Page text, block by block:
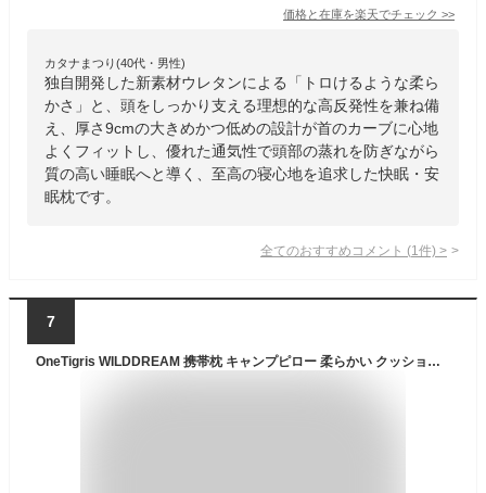
価格と在庫を楽天でチェック >>
カタナまつり(40代・男性)
独自開発した新素材ウレタンによる「トロけるような柔ら
かさ」と、頭をしっかり支える理想的な高反発性を兼ね備
え、厚さ9cmの大きめかつ低めの設計が首のカーブに心地
よくフィットし、優れた通気性で頭部の蒸れを防ぎながら
質の高い睡眠へと導く、至高の寝心地を追求した快眠・安
眠枕です。
全てのおすすめコメント (1 件) >
7
OneTigris WILDDREAM 携帯枕 キャンプピロー 柔らかい クッション性よい カバー洗い可能 48×34cm 厚さ14cm 快適 通気 耐久 軽量 キャンプ 車中泊 旅行に適用